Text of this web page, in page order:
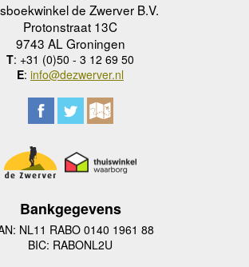
de Zwerver B.V.
Protonstraat 13C
9743 AL Groningen
T: +31 (0)50 - 3 12 69 50
E: info@dezwerver.nl
Bankgegevens
NL11 RABO 0140 1961 88
BIC: RABONL2U